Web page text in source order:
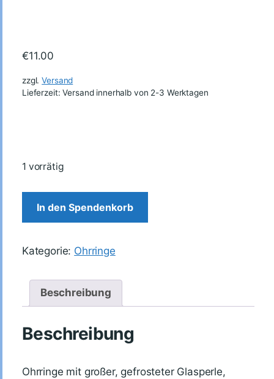
€11.00
zzgl.Versand
Lieferzeit: Versand innerhalb von 2-3 Werktagen
1 vorrätig
In den Spendenkorb
Kategorie: Ohrringe
Beschreibung
Beschreibung
Ohrringe mit großer, gefrosteter Glasperle,